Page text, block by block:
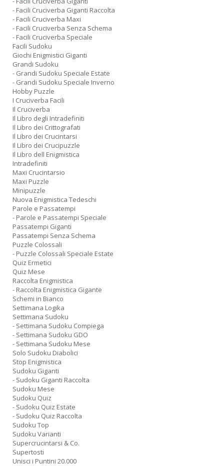
- Facili Cruciverba Giganti Raccolta
- Facili Cruciverba Maxi
- Facili Cruciverba Senza Schema
- Facili Cruciverba Speciale
Facili Sudoku
Giochi Enigmistici Giganti
Grandi Sudoku
- Grandi Sudoku Speciale Estate
- Grandi Sudoku Speciale Inverno
Hobby Puzzle
I Cruciverba Facili
Il Cruciverba
Il Libro degli Intradefiniti
Il Libro dei Crittografati
Il Libro dei Crucintarsi
Il Libro dei Crucipuzzle
Il Libro dell Enigmistica
Intradefiniti
Maxi Crucintarsio
Maxi Puzzle
Minipuzzle
Nuova Enigmistica Tedeschi
Parole e Passatempi
- Parole e Passatempi Speciale
Passatempi Giganti
Passatempi Senza Schema
Puzzle Colossali
- Puzzle Colossali Speciale Estate
Quiz Ermetici
Quiz Mese
Raccolta Enigmistica
- Raccolta Enigmistica Gigante
Schemi in Bianco
Settimana Logika
Settimana Sudoku
- Settimana Sudoku Compiega
- Settimana Sudoku GDO
- Settimana Sudoku Mese
Solo Sudoku Diabolici
Stop Enigmistica
Sudoku Giganti
- Sudoku Giganti Raccolta
Sudoku Mese
Sudoku Quiz
- Sudoku Quiz Estate
- Sudoku Quiz Raccolta
Sudoku Top
Sudoku Varianti
Supercrucintarsi & Co.
Supertosti
Unisci i Puntini 20.000